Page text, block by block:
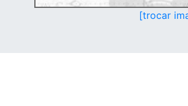
[trocar